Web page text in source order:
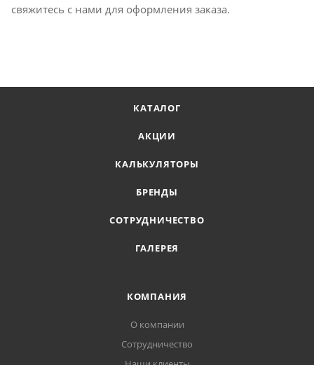
свяжитесь с нами для оформления заказа.
КАТАЛОГ
АКЦИИ
КАЛЬКУЛЯТОРЫ
БРЕНДЫ
СОТРУДНИЧЕСТВО
ГАЛЕРЕЯ
КОМПАНИЯ
О компании
Сотрудничество